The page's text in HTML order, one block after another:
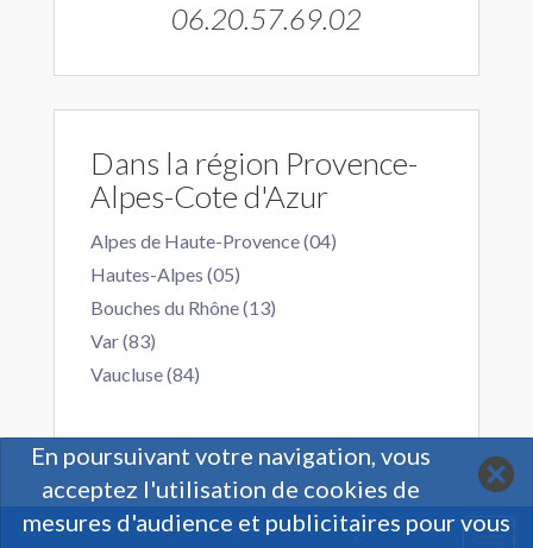
06.20.57.69.02
Dans la région Provence-
Alpes-Cote d'Azur
Alpes de Haute-Provence (04)
Hautes-Alpes (05)
Bouches du Rhône (13)
Var (83)
Vaucluse (84)
En poursuivant votre navigation, vous
acceptez l'utilisation de cookies de
mesures d'audience et publicitaires pour vous